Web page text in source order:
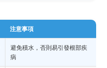
注意事項
避免積水，否則易引發根部疾
病